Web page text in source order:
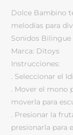
Dolce Bambino
melodías para
Sonidos Bilingue
Marca: Ditoys
Instrucciones:
. Seleccionar el
. Mover el mono
moverla para
. Presionar la
presionarla para